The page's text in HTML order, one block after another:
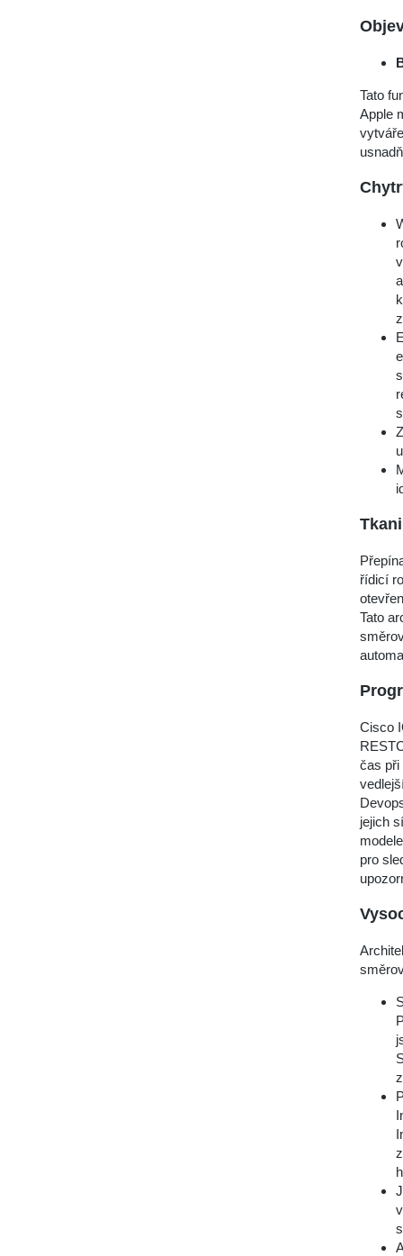
Tato
Apple
řídicí
Tato
Cisco
čas
jejich
pro